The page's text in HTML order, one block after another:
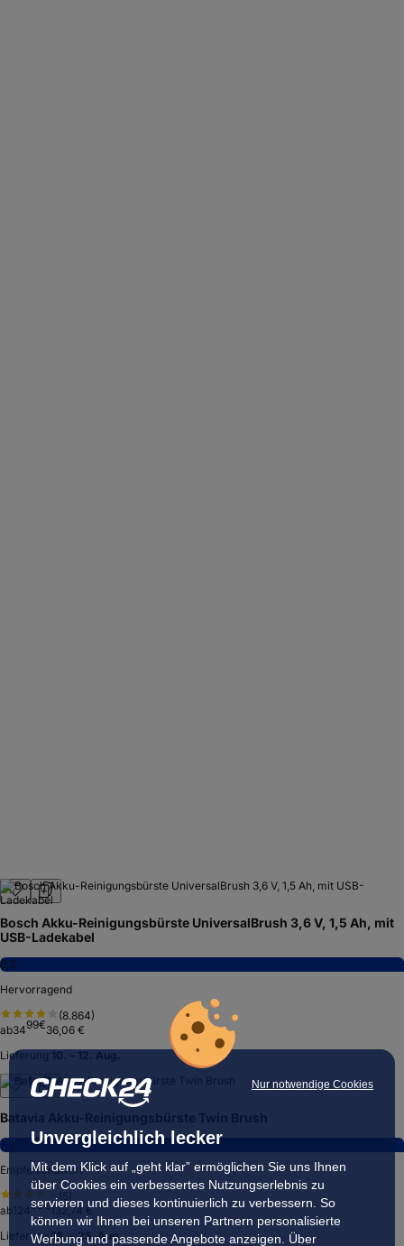
Nur notwendige Cookies
Unvergleichlich lecker
Mit dem Klick auf „geht klar” ermöglichen Sie uns Ihnen
über Cookies ein verbessertes Nutzungserlebnis zu
servieren und dieses kontinuierlich zu verbessern. So
können wir Ihnen bei unseren Partnern personalisierte
Werbung und passende Angebote anzeigen. Über
Bosch Akku-Reinigungsbürste UniversalBrush 3,6 V, 1,5 Ah, mit
USB-Ladekabel
8,3
Hervorragend
(8.864)
ab3499€36,06 €
Lieferung
Batavia Akku-Reinigungsbürste Twin Brush
7,3
Empfehlenswert
ab
95€132,74 €
Lieferung 18. – 25. Aug.